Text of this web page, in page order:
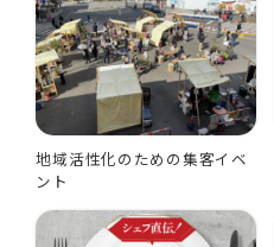
地域活性化のための集客イベ
ント